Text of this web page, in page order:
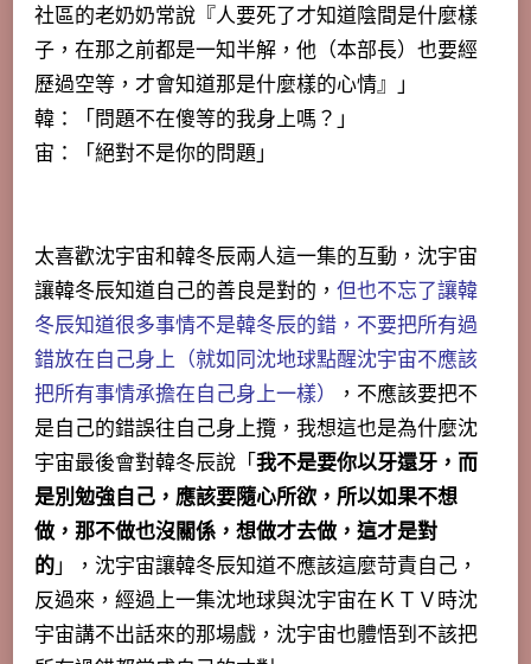
社區的老奶奶常說『人要死了才知道陰間是什麼樣
子，在那之前都是一知半解，他（本部長）也要經
歷過空等，才會知道那是什麼樣的心情』」
韓：「問題不在傻等的我身上嗎？」
宙：「絕對不是你的問題」
太喜歡沈宇宙和韓冬辰兩人這一集的互動，沈宇宙
讓韓冬辰知道自己的善良是對的， 但也不忘了讓韓
冬辰知道很多事情不是韓冬辰的錯，不要把所有過
錯放在自己身上（就如同沈地球點醒沈宇宙不應該
把所有事情承擔在自己身上一樣）
，不應該要把不
是自己的錯誤往自己身上攬，我想這也是為什麼沈
宇宙最後會對韓冬辰說「我不是要你以牙還牙，而
是別勉強自己，應該要隨心所欲，所以如果不想
做，那不做也沒關係，想做才去做，這才是對
的」，沈宇宙讓韓冬辰知道不應該這麼苛責自己，
反過來，經過上一集沈地球與沈宇宙在ＫＴＶ時沈
宇宙講不出話來的那場戲，沈宇宙也體悟到不該把